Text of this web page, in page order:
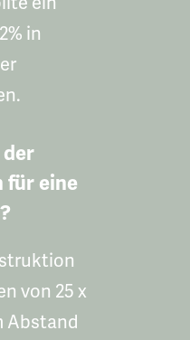
in
der
eine
von 25 x
Abstand